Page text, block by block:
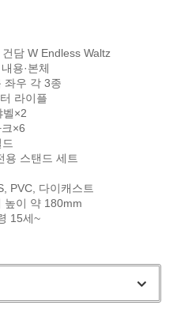
건담 W Endless Waltz
용·본체
좌우 각 3종
라이플
벨×2
×6
드
용 스탠드 세트
, PVC, 다이캐스트
높이 약 180mm
15세~